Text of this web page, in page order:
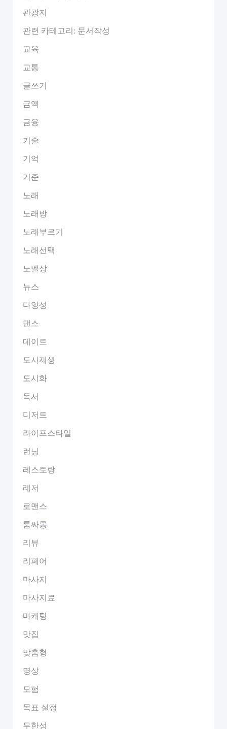
관광지
관련 카테고리: 문서작성
교육
교통
글쓰기
금액
금융
기술
기억
기준
노래
노래방
노래부르기
노래선택
노벨상
뉴스
다양성
댄스
데이트
도시재생
도시화
독서
디저트
라이프스타일
런닝
레스토랑
레저
로맨스
룸싸롱
리뷰
리페어
마사지
마사지료
마케팅
맛집
맞춤형
명상
모험
목표 설정
무한성